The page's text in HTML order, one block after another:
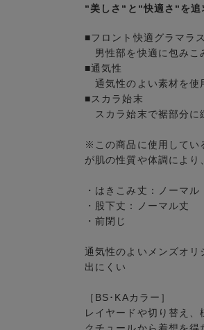
“美しさ“と“快適さ“を
■フロント快適グラマラス
男性部を快適に包みこ
■通気性
通気性のよい素材を使
■スカラ始末
スカラ始末で裾部分に
※この商品に使用してい
が肌の性質や体調によ
・はきこみ丈：ノーマル
・股下丈：ノーマル丈
・前閉じ
通気性のよいメンズオ
出にくい
［BS･KAカラー］
レイヤードや切り替え